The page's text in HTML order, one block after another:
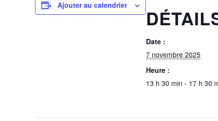
Ajouter au calendrier
Date :
7 novembre 2025
Heure :
13 h 30 min - 17 h 30